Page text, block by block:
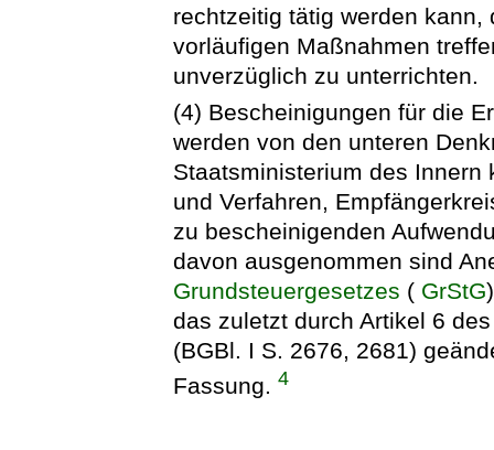
rechtzeitig tätig werden
vorläufigen Maßnahmen
unverzüglich zu unterrichten.
(4) Bescheinigungen für die
werden von den unteren
Staatsministerium des Innern
und Verfahren,
zu bescheinigenden
davon ausgenommen sind
Grundsteuergesetzes ( GrStG
das zuletzt durch Artikel 6
(BGBl. I S. 2676, 2681)
Fassung.4